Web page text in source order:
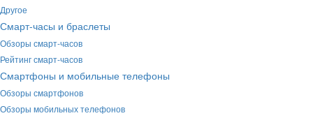
Другое
Смарт-часы и браслеты
Обзоры смарт-часов
Рейтинг смарт-часов
Смартфоны и мобильные телефоны
Обзоры смартфонов
Обзоры мобильных телефонов